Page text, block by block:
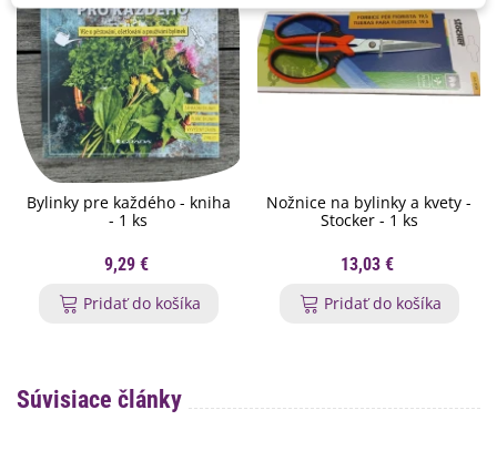
Bylinky pre každého - kniha
- 1 ks
9,29 €
Pridať do košíka
Nožnice na bylinky a kvety -
Stocker - 1 ks
13,03 €
Pridať do košíka
Súvisiace články